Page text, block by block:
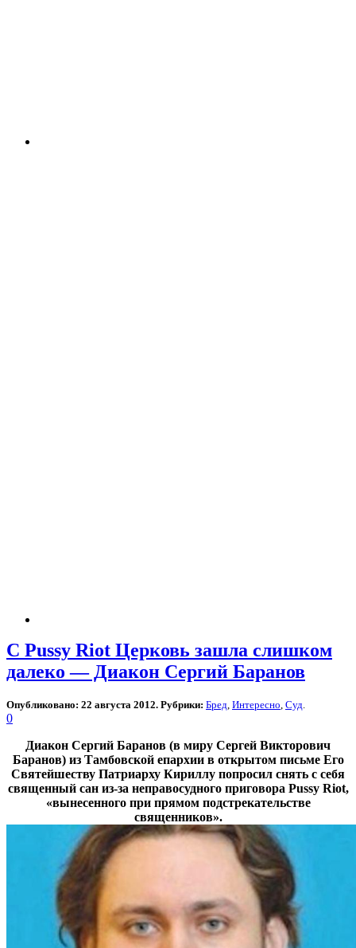
С Pussy Riot Церковь зашла слишком
далеко — Диакон Сергий Баранов
Опубликовано: 22 августа 2012. Рубрики: Бред Интересно Суд
0
Диакон Сергий Баранов (в миру Сергей Викторович
Баранов) из Тамбовской епархии в открытом письме Его
Святейшеству Патриарху Кириллу попросил снять с себя
священный сан из-за неправосудного приговора Pussy Riot,
«вынесенного при прямом подстрекательстве
священников».